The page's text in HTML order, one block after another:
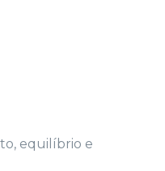
equilíbrio e